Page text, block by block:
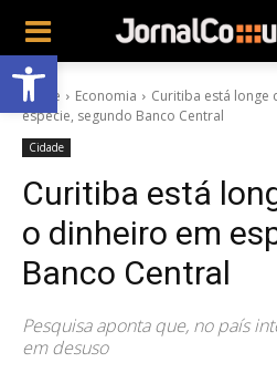
Abrir a barra de ferramentas
Home Economia
Curitiba está longe
espécie, segundo Banco Central
Cidade
Curitiba está
o dinheiro em
Banco Central
Pesquisa aponta que, no país
em desuso